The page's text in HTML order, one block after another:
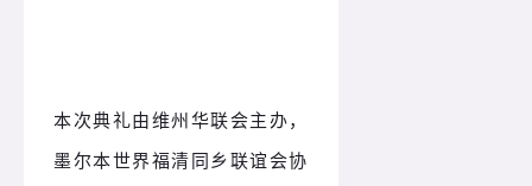
本次典礼由维州华联会主办，
墨尔本世界福清同乡联谊会协